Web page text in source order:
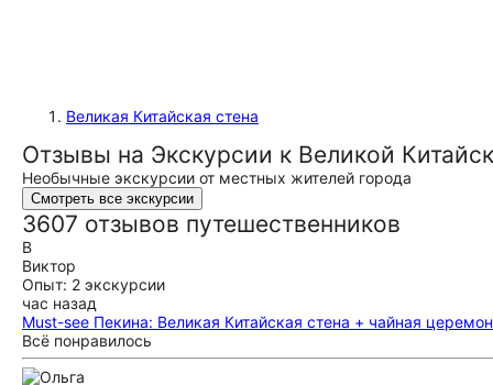
Великая Китайская стена
Отзывы на Экскурсии к Великой
Необычные экскурсии от местных жителей города
Смотреть все экскурсии
3607 отзывов путешественников
В
Виктор
Опыт: 2 экскурсии
час назад
Must-see Пекина: Великая Китайская стена + чайная
Всё понравилось